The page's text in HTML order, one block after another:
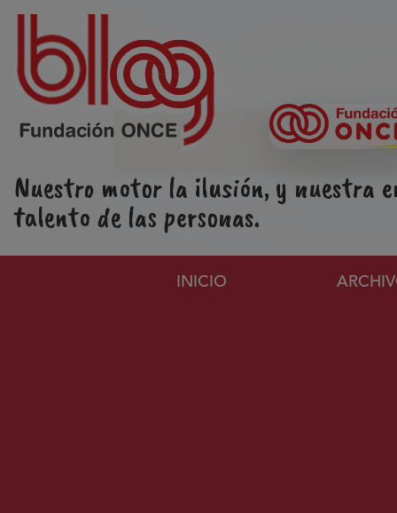
Pasar al contenido principal
Nuestro motor la ilusión, y nuestra
talento de las personas.
Navegación
INICIO